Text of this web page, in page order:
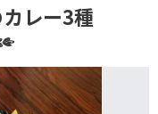
レー3種